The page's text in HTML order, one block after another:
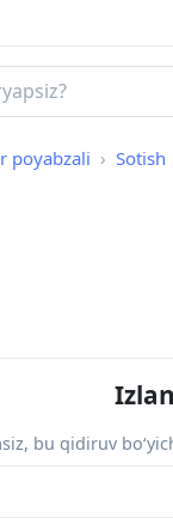
poyabzali Sotish
bu qidiruv